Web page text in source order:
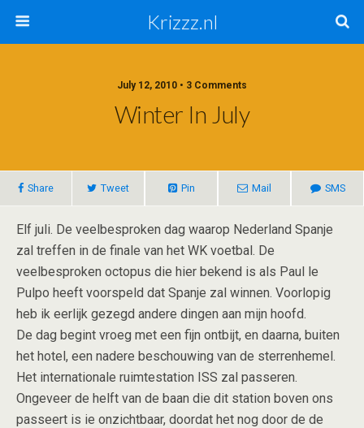
Krizzz.nl
July 12, 2010 • 3 Comments
Winter In July
Share Tweet Pin Mail SMS
Elf juli. De veelbesproken dag waarop Nederland Spanje
zal treffen in de finale van het WK voetbal. De
veelbesproken octopus die hier bekend is als Paul le
Pulpo heeft voorspeld dat Spanje zal winnen. Voorlopig
heb ik eerlijk gezegd andere dingen aan mijn hoofd.
De dag begint vroeg met een fijn ontbijt, en daarna, buiten
het hotel, een nadere beschouwing van de sterrenhemel.
Het internationale ruimtestation ISS zal passeren.
Ongeveer de helft van de baan die dit station boven ons
passeert is ie onzichtbaar, doordat het nog door de de